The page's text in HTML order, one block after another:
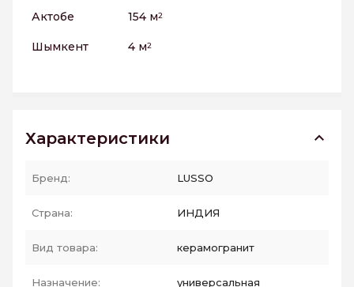
Актобе 154 м2
Шымкент 4 м2
Характеристики
Бренд: LUSSO
Страна: ИНДИЯ
Вид товара: керамогранит
Назначение: универсальная